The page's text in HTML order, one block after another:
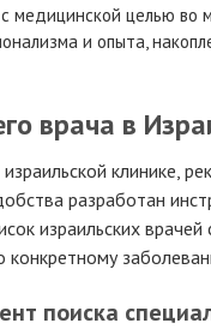
медицинской целью во
и опыта,
врача в
клинике,
разработан
израильских врачей
конкретному
поиска